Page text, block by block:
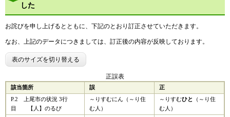
した
お詫びを申し上げるとともに、下記のとおり訂正させていただきます。
なお、上記のデータにつきましては、訂正後の内容が反映しております。
表のサイズを切り替える
正誤表
該当箇所 誤 正
P.2 上尾市の状況 3行
目 【人】のるび
～りすむにん（～り住
む人）
～りすむひと
（～り住
む人）